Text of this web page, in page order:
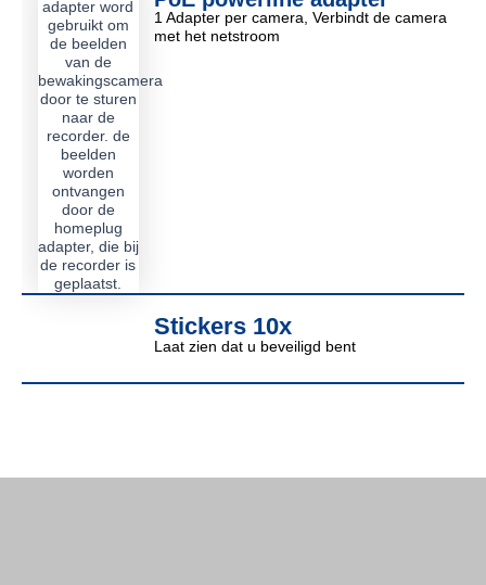
1 Adapter per camera, Verbindt de camera
met het netstroom
Stickers 10x
Laat zien dat u beveiligd bent